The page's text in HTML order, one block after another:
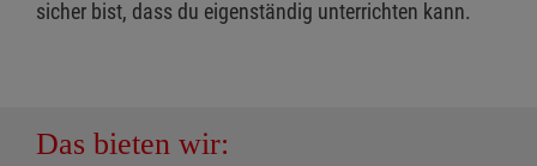
sicher bist, dass du eigenständig unterrichten kann.
Das bieten wir: